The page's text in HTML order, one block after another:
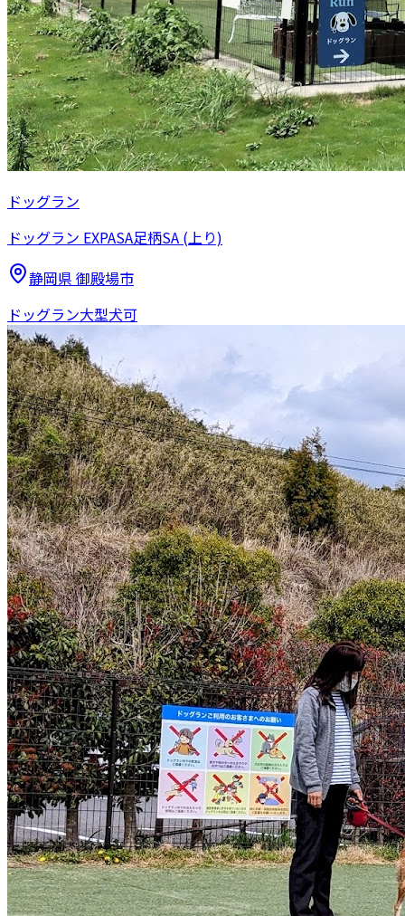
ドッグラン
ドッグラン EXPASA足柄SA (上り)
静岡県 御殿場市
ドッグラン大型犬可